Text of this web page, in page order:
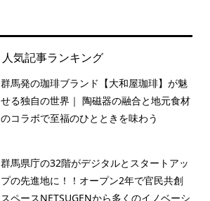
人気記事ランキング
群馬発の珈琲ブランド【大和屋珈琲】が魅
せる独自の世界｜ 陶磁器の融合と地元食材
のコラボで至福のひとときを味わう
群馬県庁の32階がデジタルとスタートアッ
プの先進地に！！オープン2年で官民共創
スペースNETSUGENから多くのイノベーシ